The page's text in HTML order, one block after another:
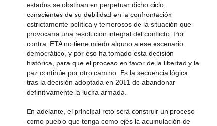
estados se obstinan en perpetuar dicho ciclo,
conscientes de su debilidad en la confrontación
estrictamente política y temerosos de la situación que
provocaría una resolución integral del conflicto. Por
contra, ETA no tiene miedo alguno a ese escenario
democrático, y por eso ha tomado esta decisión
histórica, para que el proceso en favor de la libertad y la
paz continúe por otro camino. Es la secuencia lógica
tras la decisión adoptada en 2011 de abandonar
definitivamente la lucha armada.
En adelante, el principal reto será construir un proceso
como pueblo que tenga como ejes la acumulación de